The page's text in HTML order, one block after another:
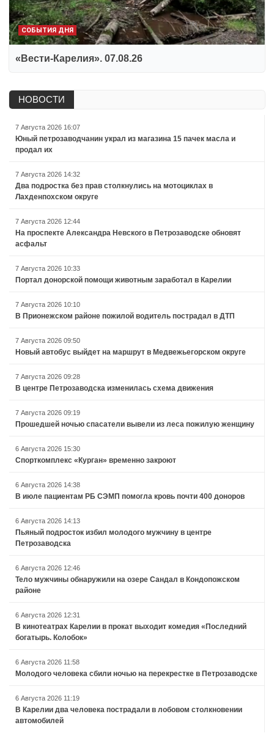
СОБЫТИЯ ДНЯ
«Вести-Карелия». 07.08.26
НОВОСТИ
7 Августа 2026 16:07
Юный петрозаводчанин украл из магазина 15 пачек масла и
продал их
7 Августа 2026 14:32
Два подростка без прав столкнулись на мотоциклах в
Лахденпохском округе
7 Августа 2026 12:44
На проспекте Александра Невского в Петрозаводске обновят
асфальт
7 Августа 2026 10:33
Портал донорской помощи животным заработал в Карелии
7 Августа 2026 10:10
В Прионежском районе пожилой водитель пострадал в ДТП
7 Августа 2026 09:50
Новый автобус выйдет на маршрут в Медвежьегорском округе
7 Августа 2026 09:28
В центре Петрозаводска изменилась схема движения
7 Августа 2026 09:19
Прошедшей ночью спасатели вывели из леса пожилую женщину
6 Августа 2026 15:30
Спорткомплекс «Курган» временно закроют
6 Августа 2026 14:38
В июле пациентам РБ СЭМП помогла кровь почти 400 доноров
6 Августа 2026 14:13
Пьяный подросток избил молодого мужчину в центре
Петрозаводска
6 Августа 2026 12:46
Тело мужчины обнаружили на озере Сандал в Кондопожском
районе
6 Августа 2026 12:31
В кинотеатрах Карелии в прокат выходит комедия «Последний
богатырь. Колобок»
6 Августа 2026 11:58
Молодого человека сбили ночью на перекрестке в Петрозаводске
6 Августа 2026 11:19
В Карелии два человека пострадали в лобовом столкновении
автомобилей